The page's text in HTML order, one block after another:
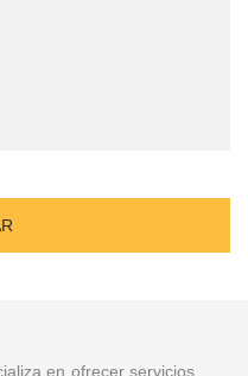
en ofrecer servicios